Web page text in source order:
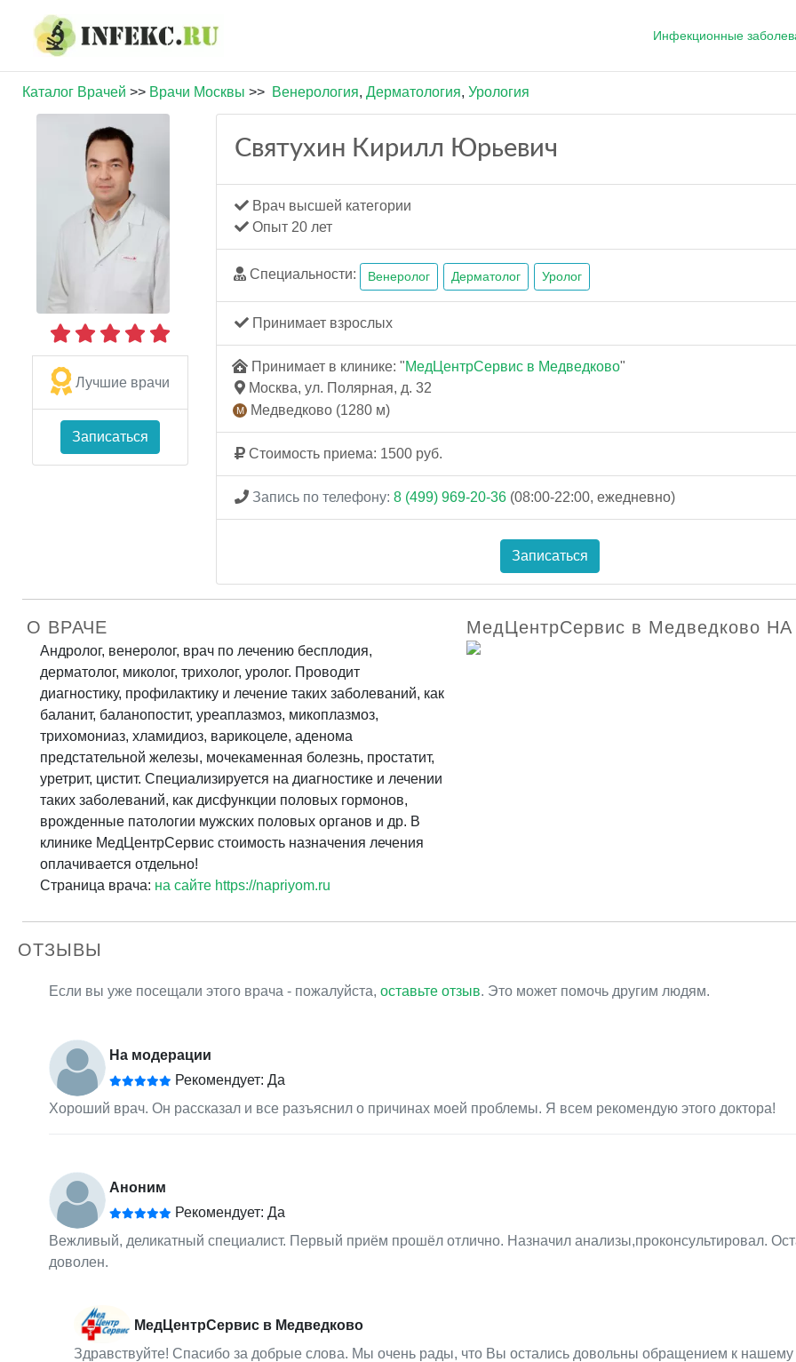
Инфекционные
Каталог Врачей >> Врачи Москвы >> Венерология, Дерматология, Урология
Лучшие врачи
Записаться
Святухин Кирилл Юрьевич
Врач высшей категории
Опыт 20 лет
Специальности: Венеролог Дерматолог Уролог
Принимает взрослых
Принимает в клинике: "МедЦентрСервис в Медведково"
Москва, ул. Полярная, д. 32
Медведково (1280 м)
Стоимость приема: 1500 руб.
Запись по телефону: 8 (499) 969-20-36 (08:00-22:00, ежедневно)
Записаться
О ВРАЧЕ
Андролог, венеролог, врач по лечению бесплодия,
дерматолог, миколог, трихолог, уролог. Проводит
диагностику, профилактику и лечение таких заболеваний, как
баланит, баланопостит, уреаплазмоз, микоплазмоз,
трихомониаз, хламидиоз, варикоцеле, аденома
предстательной железы, мочекаменная болезнь, простатит,
уретрит, цистит. Специализируется на диагностике и лечении
таких заболеваний, как дисфункции половых гормонов,
врожденные патологии мужских половых органов и др. В
клинике МедЦентрСервис стоимость назначения лечения
оплачивается отдельно!
Страница врача: на сайте https://napriyom.ru
МедЦентрСервис в Медведково
ОТЗЫВЫ
Если вы уже посещали этого врача - пожалуйста, оставьте отзыв. Это может помочь другим людям.
На модерации
Рекомендует: Да
Хороший врач. Он рассказал и все разъяснил о причинах моей проблемы. Я всем рекомендую этого доктора!
Аноним
Рекомендует: Да
Вежливый, деликатный специалист. Первый приём прошёл отлично. Назначил анализы,проконсультировал.
доволен.
МедЦентрСервис в Медведково
Здравствуйте! Спасибо за добрые слова. Мы очень рады, что Вы остались довольны обращением к нашему